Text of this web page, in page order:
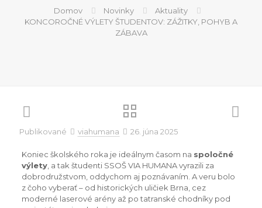
Domov Novinky
Aktuality
KONCOROČNÉ VÝLETY ŠTUDENTOV: ZÁŽITKY, POHYB A
ZÁBAVA
Publikované viahumana 26. júna 2025
Koniec školského roka je ideálnym časom na spoločné
výlety, a tak študenti SSOŠ VIA HUMANA vyrazili za
dobrodružstvom, oddychom aj poznávaním. A veru bolo
z čoho vyberať – od historických uličiek Brna, cez
moderné laserové arény až po tatranské chodníky pod